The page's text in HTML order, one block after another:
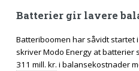
Batterier gir lavere
Batteriboomen har såvidt startet
skriver Modo Energy at
311 mill. kr. i balansekostnader